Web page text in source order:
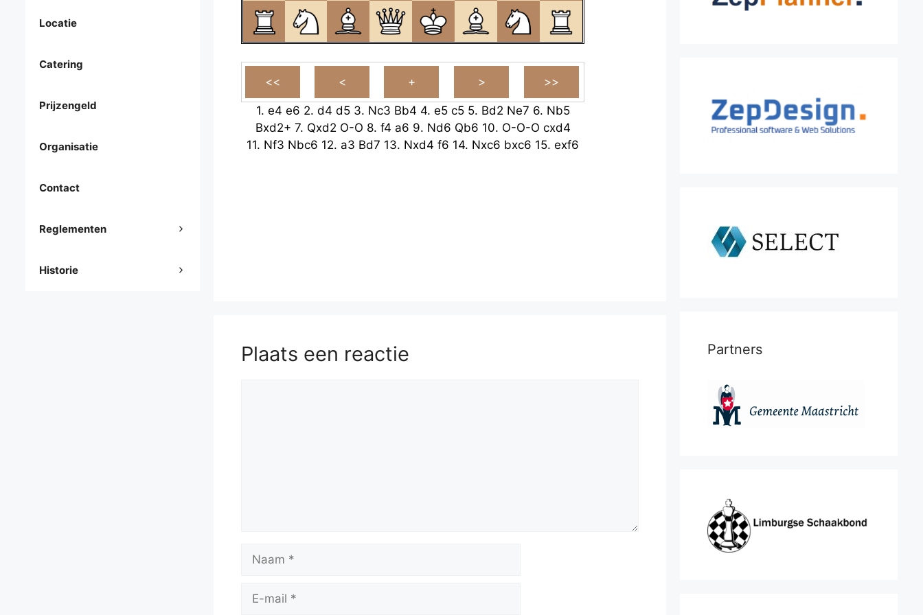
1. e4 e6 2. d4 d5 3. Nc3 Bb4 4. e5 c5 5. Bd2 Ne7 6. Nb5
Bxd2+ 7. Qxd2 O-O 8. f4 a6 9. Nd6 Qb6 10. O-O-O cxd4
11. Nf3 Nbc6 12. a3 Bd7 13. Nxd4 f6 14. Nxc6 bxc6 15. exf6
Plaats een reactie
mail
Locatie
Catering
Prijzengeld
Organisatie
Contact
Reglementen
Historie
Partners